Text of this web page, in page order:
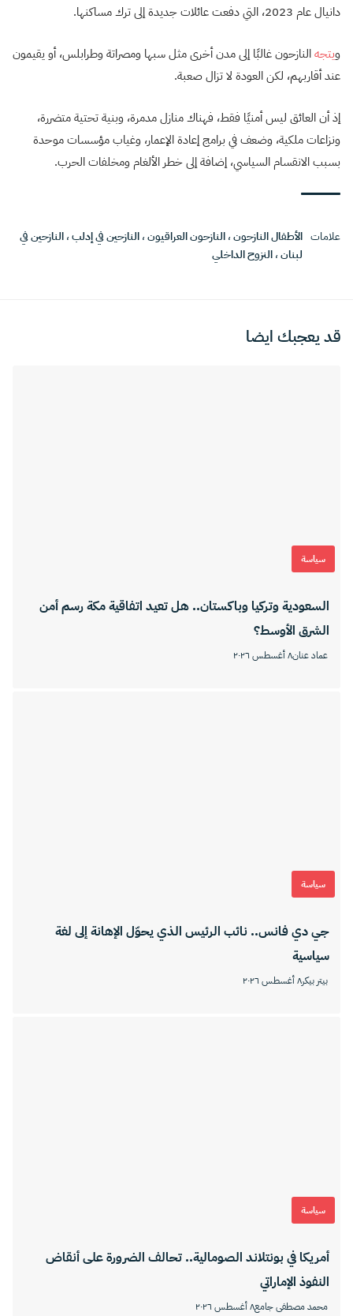
دانيال عام 2023، التي دفعت عائلات جديدة إلى ترك مساكنها.
ويتجهالنازحون غالبًا إلى مدن أخرى مثل سبها ومصراتة وطرابلس، أو يقيمون
عند أقاربهم، لكن العودة لا تزال صعبة.
إذ أن العائق ليس أمنيًا فقط، فهناك منازل مدمرة، وبنية تحتية متضررة،
ونزاعات ملكية، وضعف في برامج إعادة الإعمار، وغياب مؤسسات موحدة
بسبب الانقسام السياسي، إضافة إلى خطر الألغام ومخلفات الحرب.
علامات الأطفال النازحون،النازحون العراقيون،النازحين في إدلب،النازحين في
لبنان،النزوح الداخلي
قد يعجبك ايضا
سياسة
السعودية وتركيا وباكستان.. هل تعيد اتفاقية مكة رسم أمن
الشرق الأوسط؟
عماد عنان٨ أغسطس ٢٠٢٦
سياسة
جي دي فانس.. نائب الرئيس الذي يحوّل الإهانة إلى لغة
سياسية
بيتر بيكر٨ أغسطس ٢٠٢٦
سياسة
أمريكا في بونتلاند الصومالية.. تحالف الضرورة على أنقاض
النفوذ الإماراتي
محمد مصطفى جامع٨ أغسطس ٢٠٢٦